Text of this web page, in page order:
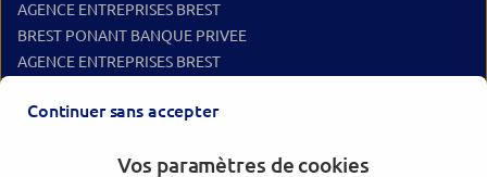
AGENCE ENTREPRISES BREST
BREST PONANT BANQUE PRIVEE
AGENCE ENTREPRISES BREST
GUIPAVAS
PLOUGASTEL DAOULAS
Continuer sans accepter
Vos paramètres de cookies